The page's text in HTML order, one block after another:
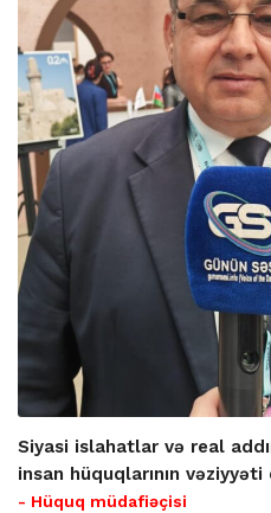
Siyasi islahatlar və real
insan hüquqlarının
- Hüquq müdafiəçisi